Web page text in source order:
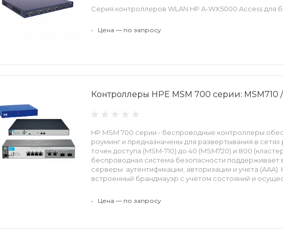
Серия контроллеров WLAN HP A-WX5000 Access для
• Цена — по запросу
Контроллеры HPE MSM 700 серии: MSM710
HP MSM 700 серии - беспроводные контроллеры
роуминг и предназначены для развертывания в сетях
точек доступа (MSM-710) до 40 (MSM720) и 800
беспроводная система безопасности поддерживает
серверы аутентификации, авторизации и учета
встроенный брандмауэр с учетом состояний и
• Цена — по запросу